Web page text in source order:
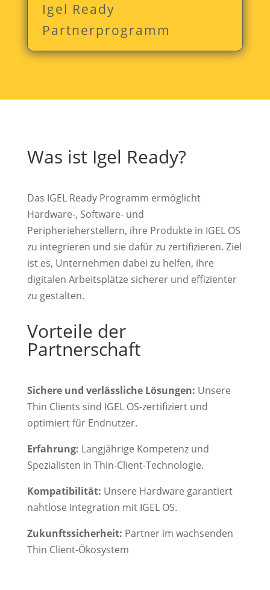
Igel Ready
Partnerprogramm
Was ist Igel Ready?
Das IGEL Ready Programm ermöglicht
Hardware-, Software- und
Peripherieherstellern, ihre Produkte in IGEL OS
zu integrieren und sie dafür zu zertifizieren. Ziel
ist es, Unternehmen dabei zu helfen, ihre
digitalen Arbeitsplätze sicherer und effizienter
zu gestalten.
Vorteile der
Partnerschaft
Sichere und verlässliche Lösungen: Unsere
Thin Clients sind IGEL OS-zertifiziert und
optimiert für Endnutzer.
Erfahrung: Langjährige Kompetenz und
Spezialisten in Thin-Client-Technologie.
Kompatibilität: Unsere Hardware garantiert
nahtlose Integration mit IGEL OS.
Zukunftssicherheit: Partner im wachsenden
Thin Client-Ökosystem